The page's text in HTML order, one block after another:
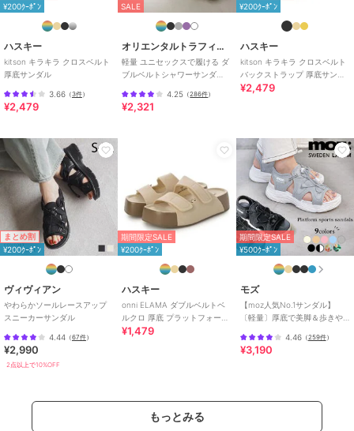
¥200ｸｰﾎﾟﾝ
ハスキー
kitson キラキラ クロスベルト
厚底サンダル
3.66 （3件）
¥2,479
SALE
オリエンタルトラフィック
軽量 ユニセックスで履ける ダ
ブルベルトシャワーサンダ
4.25 （286件）
¥2,321
¥200ｸｰﾎﾟﾝ
ハスキー
kitson キラキラ クロスベルト
バックストラップ 厚底サンダ
ル
¥2,479
まとめ割
¥200ｸｰﾎﾟﾝ
ヴィヴィアン
やわらかソールレースアップ
スニーカーサンダル
4.44 （67件）
¥2,990
2点以上で10%OFF
期間限定SALE
¥200ｸｰﾎﾟﾝ
ハスキー
onni ELAMA ダブルベルトベ
ルクロ 厚底 プラットフォーム
サンダル
¥1,479
期間限定SALE
¥500ｸｰﾎﾟﾝ
モズ
【moz人気No.1サンダル】
〔軽量〕厚底で美脚＆歩きや
のスポーツサンダル
4.46（259件）
¥3,190
もっとみる